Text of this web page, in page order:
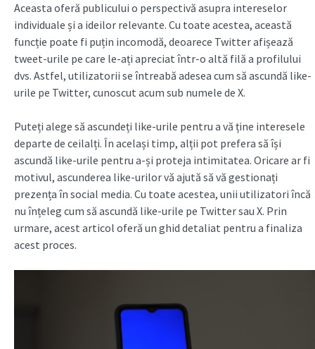
Aceasta oferă publicului o perspectivă asupra intereselor
individuale și a ideilor relevante. Cu toate acestea, această
funcție poate fi puțin incomodă, deoarece Twitter afișează
tweet-urile pe care le-ați apreciat într-o altă filă a profilului
dvs. Astfel, utilizatorii se întreabă adesea cum să ascundă like-
urile pe Twitter, cunoscut acum sub numele de X.
Puteți alege să ascundeți like-urile pentru a vă ține interesele
departe de ceilalți. În același timp, alții pot prefera să își
ascundă like-urile pentru a-și proteja intimitatea. Oricare ar fi
motivul, ascunderea like-urilor vă ajută să vă gestionați
prezența în social media. Cu toate acestea, unii utilizatori încă
nu înțeleg cum să ascundă like-urile pe Twitter sau X. Prin
urmare, acest articol oferă un ghid detaliat pentru a finaliza
acest proces.